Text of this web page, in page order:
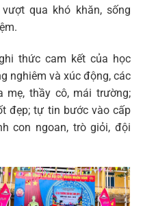
qua khó khăn, sống
thức cam kết của học
nghiêm và xúc động, các
mẹ, thầy cô, mái trường;
đẹp; tự tin bước vào cấp
con ngoan, trò giỏi, đội